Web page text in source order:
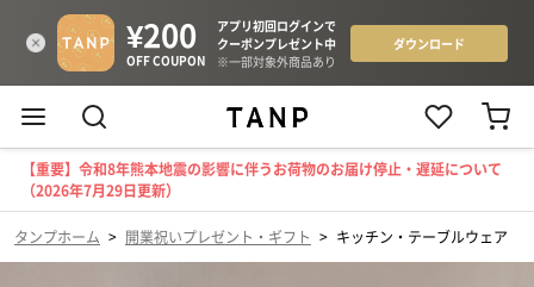
【重要】令和8年熊本地震の影響に伴うお荷物のお届け停止・遅延について
（2026年7月29日更新）
タンプホーム > 開業祝いプレゼント・ギフト > キッチン・テーブルウェア